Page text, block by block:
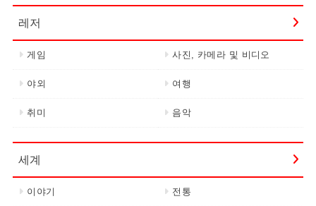
레저
게임 사진, 카메라 및 비디오
야외 여행
취미 음악
세계
이야기 전통